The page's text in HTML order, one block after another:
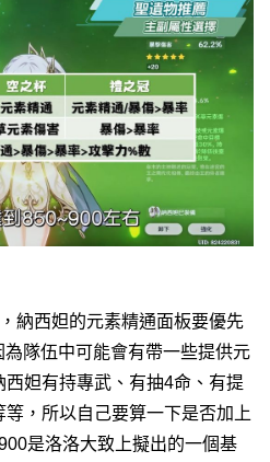
納西妲的元素精通面板要優先
為隊伍中可能會有帶一些提供元
妲有持專武、有抽4命、有提
，所以自己要算一下是否加上
是洛洛大致上擬出的一個基